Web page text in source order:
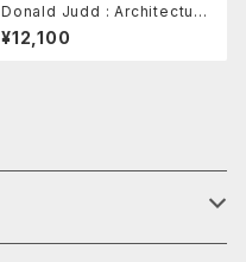
Donald Judd : Architecture
in Marfa, Texas
¥12,100